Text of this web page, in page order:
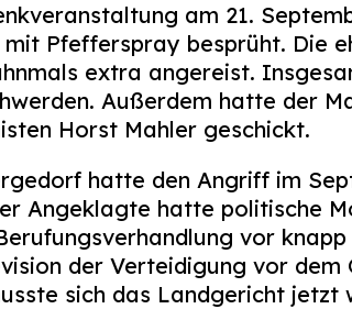
am 21.
Pfefferspray besprüht. Die
extra angereist.
Außerdem hatte der
Horst Mahler geschickt.
hatte den Angriff im
Angeklagte hatte politische
vor
der Verteidigung vor
sich das Landgericht